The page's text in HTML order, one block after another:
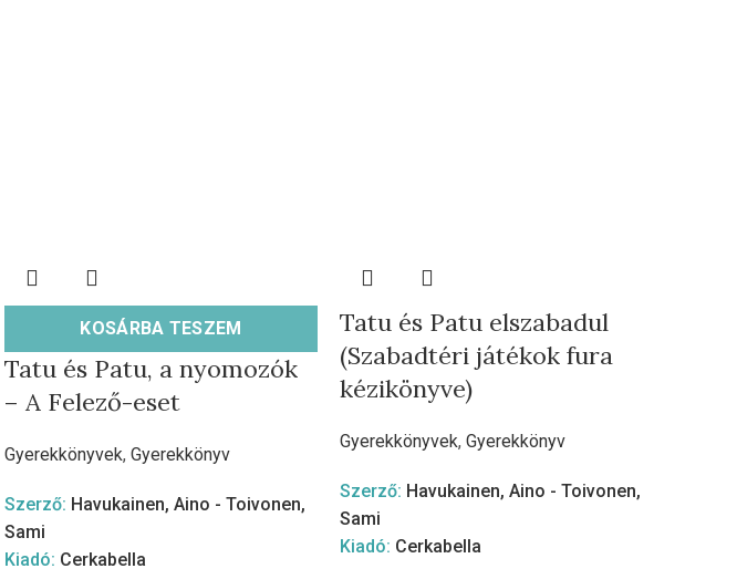
KOSÁRBA TESZEM
Tatu és Patu, a nyomozók
– A Felező-eset
Gyerekkönyvek, Gyerekkönyv
Szerző: Havukainen, Aino - Toivonen,
Sami
Kiadó: Cerkabella
Tatu és Patu elszabadul
(Szabadtéri játékok fura
kézikönyve)
Gyerekkönyvek, Gyerekkönyv
Szerző: Havukainen, Aino - Toivonen,
Sami
Kiadó: Cerkabella